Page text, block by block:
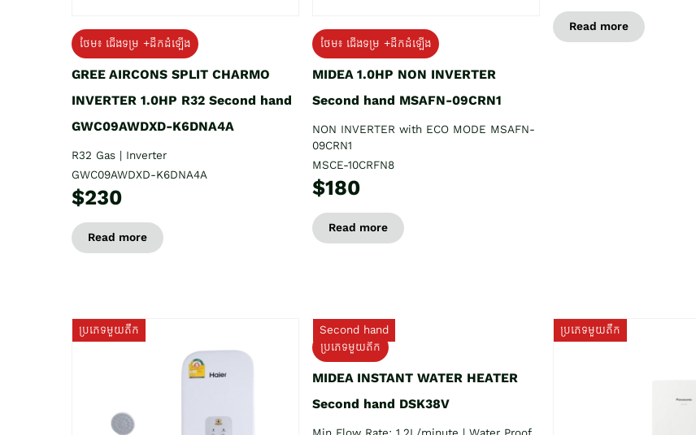
ថែម៖ ជើងទម្រ +ដឹកដំឡើង
GREE AIRCONS SPLIT CHARMO
INVERTER 1.0HP R32 Second hand
GWC09AWDXD-K6DNA4A
R32 Gas | Inverter
GWC09AWDXD-K6DNA4A
$230
Read more
ថែម៖ ជើងទម្រ +ដឹកដំឡើង
MIDEA 1.0HP NON INVERTER
Second hand MSAFN-09CRN1
NON INVERTER with ECO MODE MSAFN-
09CRN1
MSCE-10CRFN8
$180
Read more
Read more
ប្រភេទមួយតឹក
Second hand
ប្រភេទមួយតឹក
MIDEA INSTANT WATER HEATER
Second hand DSK38V
ប្រភេទមួយតឹក